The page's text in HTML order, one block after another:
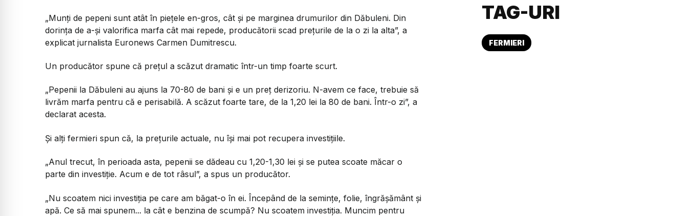
„Munți de pepeni sunt atât în piețele en-gros, cât și pe marginea drumurilor din Dăbuleni. Din
dorința de a-și valorifica marfa cât mai repede, producătorii scad prețurile de la o zi la alta”, a
explicat jurnalista Euronews Carmen Dumitrescu.
Un producător spune că prețul a scăzut dramatic într-un timp foarte scurt.
„Pepenii la Dăbuleni au ajuns la 70-80 de bani și e un preț derizoriu. N-avem ce face, trebuie să
livrăm marfa pentru că e perisabilă. A scăzut foarte tare, de la 1,20 lei la 80 de bani. Într-o zi”, a
declarat acesta.
Și alți fermieri spun că, la prețurile actuale, nu își mai pot recupera investițiile.
„Anul trecut, în perioada asta, pepenii se dădeau cu 1,20-1,30 lei și se putea scoate măcar o
parte din investiție. Acum e de tot râsul”, a spus un producător.
„Nu scoatem nici investiția pe care am băgat-o în ei. Începând de la semințe, folie, îngrășământ și
apă. Ce să mai spunem... la cât e benzina de scumpă? Nu scoatem investiția. Muncim pentru
TAG-URI
FERMIERI